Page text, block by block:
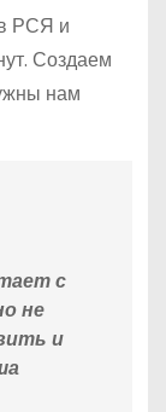
РСЯ и
Создаем
нам
с
не
и